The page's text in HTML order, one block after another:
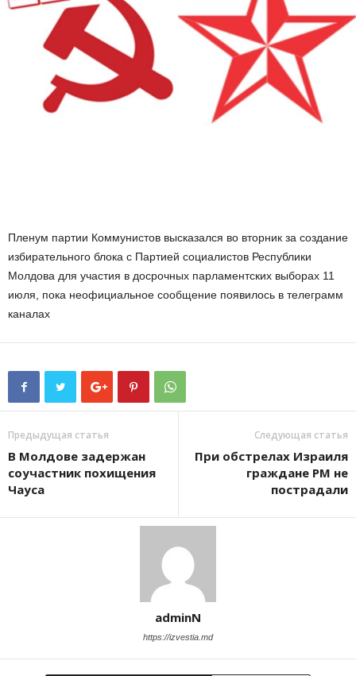
Пленум партии Коммунистов высказался во вторник за создание
избирательного блока с Партией социалистов Республики
Молдова для участия в досрочных парламентских выборах 11
июля, пока неофициальное сообщение появилось в телеграмм
каналах
Предыдущая статья
В Молдове задержан
соучастник похищения
Чауса
Следующая статья
При обстрелах Израиля
граждане РМ не
пострадали
adminN
https://izvestia.md